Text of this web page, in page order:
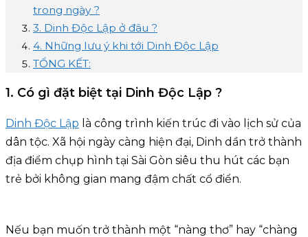
trong ngày ?
3. Dinh Độc Lập ở đâu ?
4. Những lưu ý khi tới Dinh Độc Lập
TỔNG KẾT:
1. Có gì đặt biệt tại Dinh Độc Lập ?
Dinh Độc Lập là công trình kiến trúc đi vào lịch sử của
dân tộc. Xã hội ngày càng hiện đại, Dinh dần trở thành
địa điểm chụp hình tại Sài Gòn siêu thu hút các bạn
trẻ bởi không gian mang đậm chất cổ điển.
Nếu bạn muốn trở thành một “nàng thơ” hay “chàng